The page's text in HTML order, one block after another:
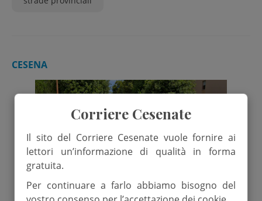
CESENA
Corriere Cesenate
Il sito del Corriere Cesenate vuole fornire ai
lettori un’informazione di qualità in forma
gratuita.
Per continuare a farlo abbiamo bisogno del